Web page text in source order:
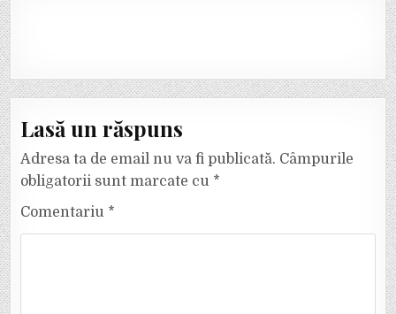
Lasă un răspuns
Adresa ta de email nu va fi publicată. Câmpurile
obligatorii sunt marcate cu *
Comentariu *